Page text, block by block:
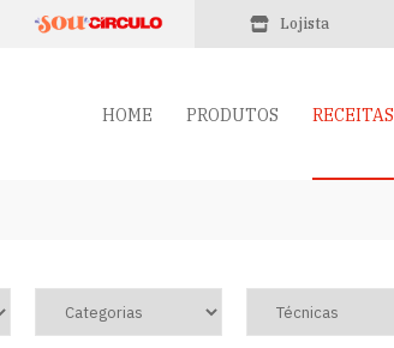
Lojista
HOME PRODUTOS RECEITAS